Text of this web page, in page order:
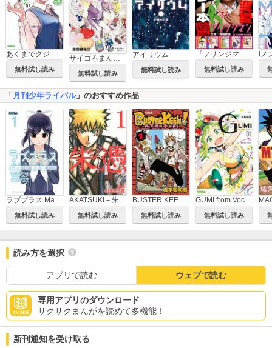
あくまでクジャクの話です。
無料試し読み
サイコろまんちか
無料試し読み
アイリウム
無料試し読み
『フリンジマン』ドラマ化記念！恋愛・変愛ハウツー本
無料試し読み
「 月刊少年ライバル」のおすすめ作品
ラブプラス Manaka Days
無料試し読み
AKATSUKI－朱憑－
無料試し読み
BUSTER KEEL！
無料試し読み
GUMI from Vocaloid
無料試し読み
読み方を選択
アプリで読む ウェブで読む
専用アプリのダウンロード
サクサクまんがを読めて多機能！
新刊通知を受け取る